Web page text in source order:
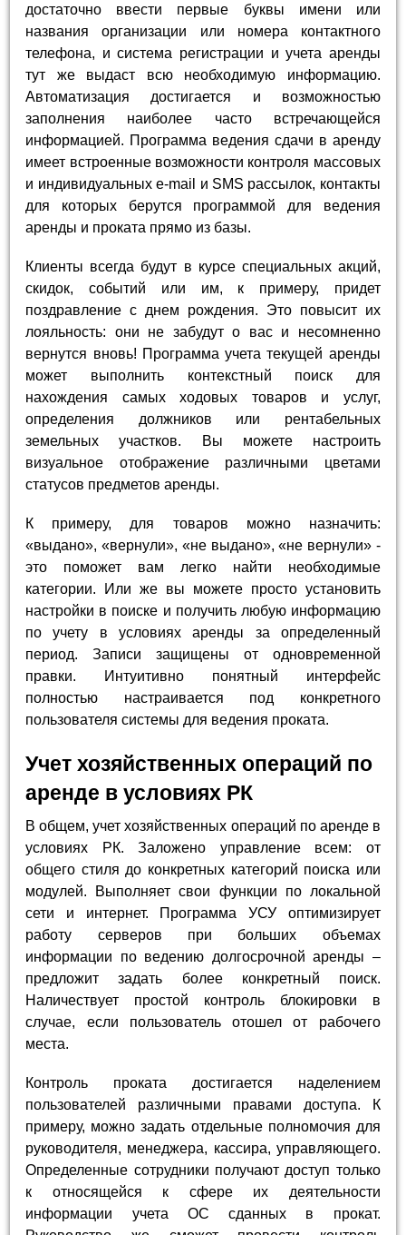
достаточно ввести первые буквы имени или
названия организации или номера контактного
телефона, и система регистрации и учета аренды
тут же выдаст всю необходимую информацию.
Автоматизация достигается и возможностью
заполнения наиболее часто встречающейся
информацией. Программа ведения сдачи в аренду
имеет встроенные возможности контроля массовых
и индивидуальных e-mail и SMS рассылок, контакты
для которых берутся программой для ведения
аренды и проката прямо из базы.
Клиенты всегда будут в курсе специальных акций,
скидок, событий или им, к примеру, придет
поздравление с днем рождения. Это повысит их
лояльность: они не забудут о вас и несомненно
вернутся вновь! Программа учета текущей аренды
может выполнить контекстный поиск для
нахождения самых ходовых товаров и услуг,
определения должников или рентабельных
земельных участков. Вы можете настроить
визуальное отображение различными цветами
статусов предметов аренды.
К примеру, для товаров можно назначить:
«выдано», «вернули», «не выдано», «не вернули» -
это поможет вам легко найти необходимые
категории. Или же вы можете просто установить
настройки в поиске и получить любую информацию
по учету в условиях аренды за определенный
период. Записи защищены от одновременной
правки. Интуитивно понятный интерфейс
полностью настраивается под конкретного
пользователя системы для ведения проката.
Учет хозяйственных операций по
аренде в условиях РК
В общем, учет хозяйственных операций по аренде в
условиях РК. Заложено управление всем: от
общего стиля до конкретных категорий поиска или
модулей. Выполняет свои функции по локальной
сети и интернет. Программа УСУ оптимизирует
работу серверов при больших объемах
информации по ведению долгосрочной аренды –
предложит задать более конкретный поиск.
Наличествует простой контроль блокировки в
случае, если пользователь отошел от рабочего
места.
Контроль проката достигается наделением
пользователей различными правами доступа. К
примеру, можно задать отдельные полномочия для
руководителя, менеджера, кассира, управляющего.
Определенные сотрудники получают доступ только
к относящейся к сфере их деятельности
информации учета ОС сданных в прокат.